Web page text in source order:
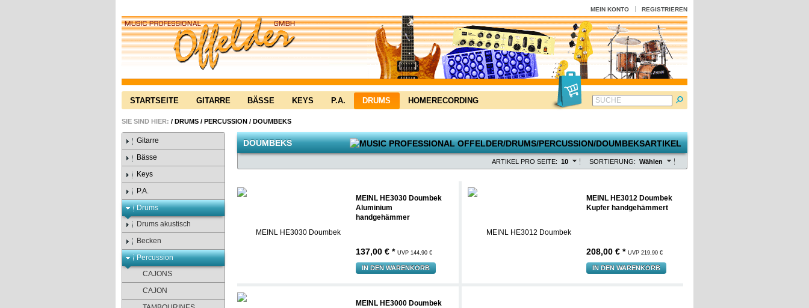
MEIN KONTO REGISTRIEREN
STARTSEITE GITARRE BÄSSE KEYS P.A. DRUMS HOMERECORDING SUCHE
SIE SIND HIER: / DRUMS / PERCUSSION / DOUMBEKS
Gitarre
Bässe
Keys
P.A.
Drums
Drums akustisch
Becken
Percussion
CAJONS
CAJON
DOUMBEKS
SORTIERUNG: Wählen
ARTIKEL PRO SEITE: 10
MEINL HE3030 Doumbek
Aluminium
handgehämmer
137,00 € * UVP 144,90 €
IN DEN WARENKORB
MEINL HE3012 Doumbek
Kupfer handgehämmert
208,00 € * UVP 219,90 €
IN DEN WARENKORB
MEINL HE3000 Doumbek